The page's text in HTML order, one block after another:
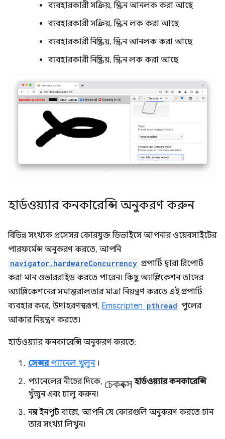
ব্যবহারকারী সক্রিয়, স্ক্রিন আনলক করা আছে
ব্যবহারকারী সক্রিয়, স্ক্রিন লক করা আছে
ব্যবহারকারী নিষ্ক্রিয়, স্ক্রিন আনলক করা আছে
ব্যবহারকারী নিষ্ক্রিয়, স্ক্রিন লক করা আছে
হার্ডওয়্যার কনকারেন্সি অনুকরণ করুন
বিভিন্ন সংখ্যক প্রসেসর কোরযুক্ত ডিভাইসে আপনার ওয়েবসাইটের
পারফর্মেন্স অনুকরণ করতে, আপনি
navigator.hardwareConcurrency প্রপার্টি দ্বারা রিপোর্ট
করা মান ওভাররাইড করতে পারেন। কিছু অ্যাপ্লিকেশন তাদের
অ্যাপ্লিকেশনের সমান্তরালতার মাত্রা নিয়ন্ত্রণ করতে এই প্রপার্টি
ব্যবহার করে, উদাহরণস্বরূপ, Emscripten pthread পুলের
আকার নিয়ন্ত্রণ করতে।
হার্ডওয়্যার কনকারেন্সি অনুকরণ করতে:
সেন্সরপ্যানেল খুলুন।
প্যানেলের নীচের দিকে, চেকবক্স হার্ডওয়্যার কনকারেন্সি
খুঁজুন এবং চালু করুন।
নম্বর ইনপুট বাক্সে, আপনি যে কোরগুলি অনুকরণ করতে চান
তার সংখ্যা লিখুন।